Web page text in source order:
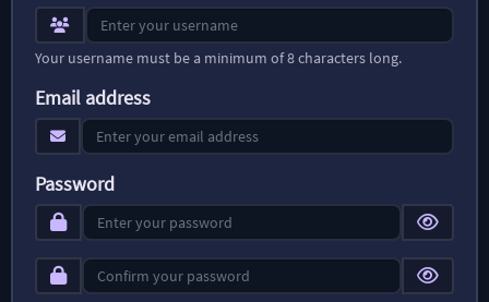
Your username must be a minimum of 8 characters long.
Email address
Password